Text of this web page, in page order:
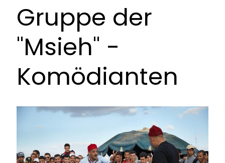
Gruppe der
"Msieh" -
Komödianten